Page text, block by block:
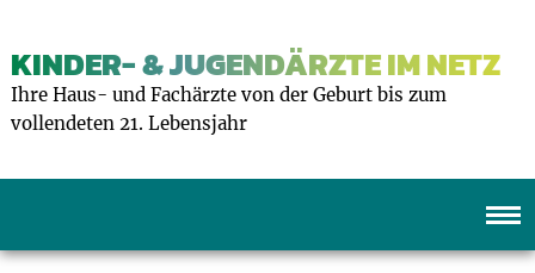
KINDER- & JUGENDÄRZTE IM NETZ
Ihre Haus- und Fachärzte von der Geburt bis zum
vollendeten 21. Lebensjahr